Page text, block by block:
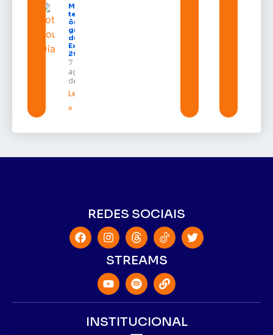
Macapá
terá
ônibus
gratuitos
durante a
Expofeira
2026
7 de
agosto
de 2026
Leia mais
»
REDES SOCIAIS
STREAMS
INSTITUCIONAL